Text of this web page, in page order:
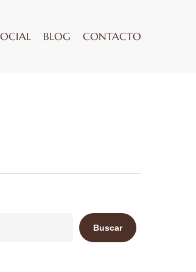
BLOG CONTACTO
Buscar